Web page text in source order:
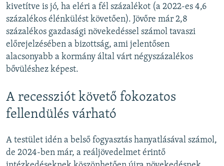
kivetítve is jó, ha eléri a fél százalékot (a 2022-es 4,6
százalékos élénkülést követően). Jövőre már 2,8
százalékos gazdasági növekedéssel számol tavaszi
előrejelzésében a bizottság, ami jelentősen
alacsonyabb a kormány által várt négyszázalékos
bővüléshez képest.
A recessziót követő fokozatos
fellendülés várható
A testület idén a belső fogyasztás hanyatlásával számol,
de 2024-ben már, a reáljövedelmet érintő